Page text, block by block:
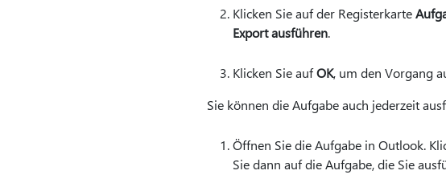
Klicken Sie auf der Registerkarte
Export ausführen.
Klicken Sie aufOK, um den Vorgang
Sie können die Aufgabe auch jederzeit
Öffnen Sie die Aufgabe in Outlook.
Sie dann auf die Aufgabe, die Sie